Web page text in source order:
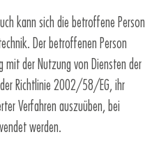
kann sich die betroffene Person
Der betroffenen Person
mit der Nutzung von Diensten der
Richtlinie 2002/58/EG, ihr
Verfahren auszuüben, bei
werden.